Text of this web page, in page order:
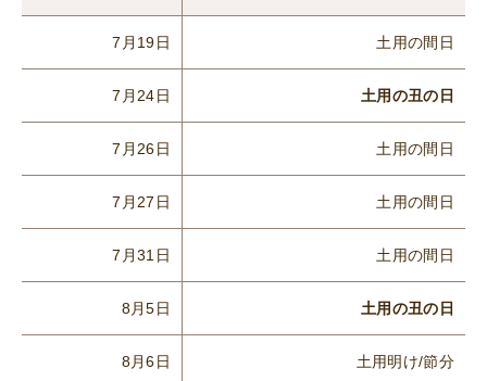
7月19日 土用の間日
7月24日 土用の丑の日
7月26日 土用の間日
7月27日 土用の間日
7月31日 土用の間日
8月5日 土用の丑の日
8月6日 土用明け/節分